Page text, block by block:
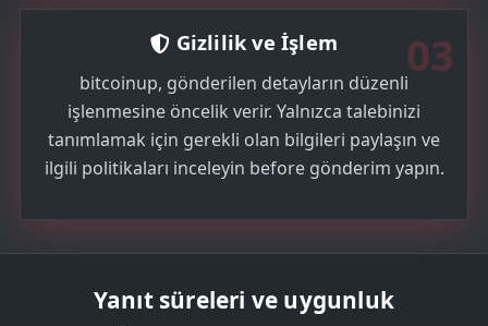
03
Gizlilik ve İşlem
bitcoinup, gönderilen detayların düzenli
işlenmesine öncelik verir. Yalnızca talebinizi
tanımlamak için gerekli olan bilgileri paylaşın ve
ilgili politikaları inceleyin before gönderim yapın.
Yanıt süreleri ve uygunluk